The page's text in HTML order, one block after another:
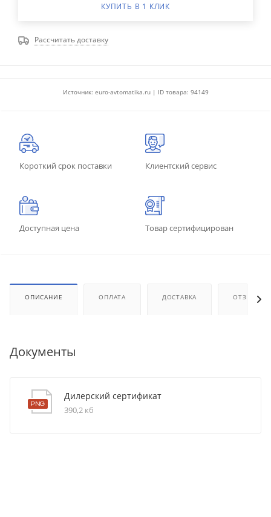
КУПИТЬ В 1 КЛИК
Рассчитать доставку
Источник: euro-avtomatika.ru | ID товара: 94149
Короткий срок поставки Клиентский сервис
Доступная цена Товар сертифицирован
ОПИСАНИЕ ОПЛАТА ДОСТАВКА ОТЗЫВЫ
Документы
Дилерский сертификат
390,2 кб